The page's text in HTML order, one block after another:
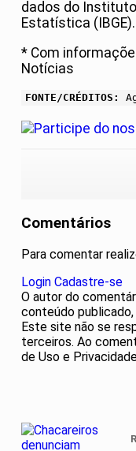
dados do
Estatística (IBGE).
* Com
Notícias
FONTE/CRÉDITOS:
Comentários
Para comentar
Login Cadastre-se
O autor do
conteúdo
Este site não se
terceiros. Ao
de Uso e